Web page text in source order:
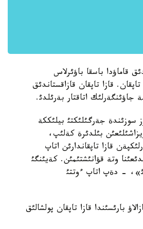
قاماؤدا باسقا باؤئرلاس
قازا تاپقان قازاقستاندئق
جاؤئنگةرلئك اتاقتار بةرئلدئ.
سوزئندة جةرگئلئكتئ بيلئككة
بئلدئرة كةلئپ،
ةرلئكپةن قازا تاپقاندارئن اتاپ
وتة قؤانئشتئمئن. كةيئنگئ
- دةپ اتاپ ءوتتئ
بارئسئندا قازا تاپقان پولشالئق